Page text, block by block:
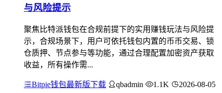
与风险提示
聚焦比特派钱包在合规前提下的实用赚钱玩法与风险提
示，合规场景下，用户可依托钱包内置的币币交易、锁
仓质押、节点参与等功能，通过合理配置加密资产获取
收益，所有操作需...
Bitpie钱包最新版下载 qbadmin 1.1K 2026-08-05